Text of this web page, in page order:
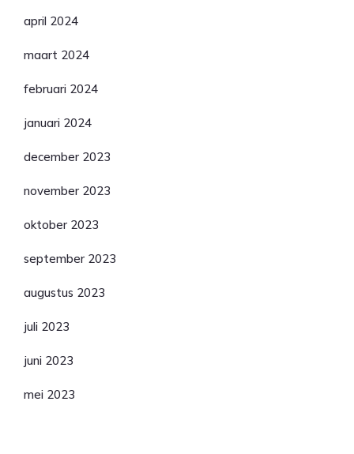
april 2024
maart 2024
februari 2024
januari 2024
december 2023
november 2023
oktober 2023
september 2023
augustus 2023
juli 2023
juni 2023
mei 2023